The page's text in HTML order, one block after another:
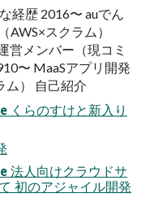
経歴 2016〜 auでん
AWS×スクラム）
営メンバー（現コミ
〜 MaaSアプリ開発
ム） ⾃⼰紹介
らのすけと新⼊り
⼈向けクラウドサ
初のアジャイル開発